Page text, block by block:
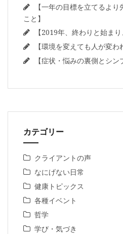
【一年の目標を立てるよ
こと】
【2019年、終わりと始ま
【環境を変えても人が変わ
【症状・悩みの裏側とシン
カテゴリー
クライアントの声
なにげない日常
健康トピックス
各種イベント
哲学
学び・気づき